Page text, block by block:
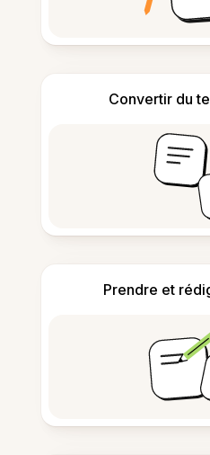
Convertir du
Prendre et